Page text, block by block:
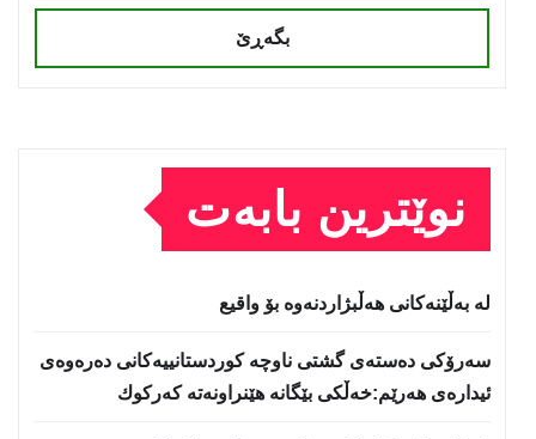
بگەڕێ
نوێترین بابەت
لە بەڵێنەکانی هەڵبژاردنەوە بۆ واقیع
سه‌رۆكی دەستەی گشتی ناوچە كوردستانییەكانی دەرەوەی
ئیدارەی هەرێم:خه‌ڵكی بێگانه‌ هێنراونه‌ته‌ كه‌ركوك